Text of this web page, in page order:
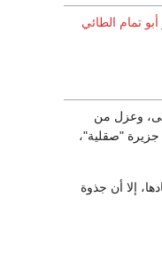
أبو تمام الطائي
وعزل من
جزيرة "صقلية"،
إلا أن جذوة